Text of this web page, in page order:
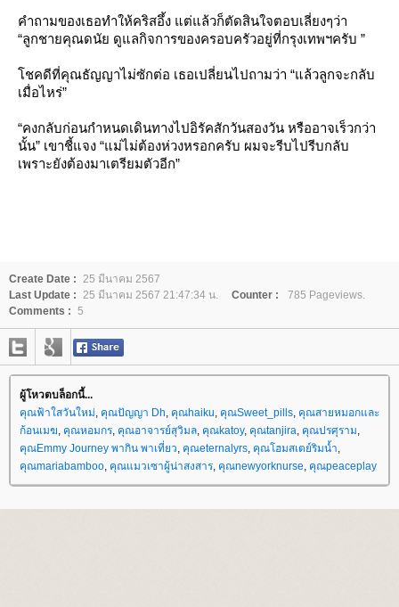
คำถามของเธอทำให้คริสอึ้ง แต่แล้วก็ตัดสินใจตอบเลี่ยงๆว่า
“ลูกชายคุณดนัย ดูแลกิจการของครอบครัวอยู่ที่กรุงเทพฯครับ ”
ชคดีที่คุณธัญญาไม่ซักต่อ เธอเปลี่ยนไปถามว่า “แล้วลูกจะกลับ
เมื่อไหร่”
“คงกลับก่อนกำหนดเดินทางไปอิรัคสักวันสองวัน หรืออาจเร็วกว่า
นั้น” เขาชี้แจง “แม่ไม่ต้องห่วงหรอกครับ ผมจะรีบไปรีบกลับ
เพราะยังต้องมาเตรียมตัวอีก”
Create Date : 25 มีนาคม 2567
Last Update : 25 มีนาคม 2567 21:47:34 น. Counter :
785 Pageviews.
Comments : 5
ผู้โหวตบล็อกนี้...
คุณฟ้าใสวันใหม่, คุณปัญญา Dh, คุณhaiku, คุณSweet_pills, คุณสายหมอกและ
ก้อนเมฆ, คุณหอมกร, คุณอาจารย์สุวิมล, คุณkatoy, คุณtanjira, คุณปรศุราม,
คุณEmmy Journey พากิน พาเที่ยว, คุณeternalyrs, คุณโฮมสเตย์ริมน้ำ,
คุณmariabamboo, คุณแมวเซาผู้น่าสงสาร, คุณnewyorknurse, คุณpeaceplay